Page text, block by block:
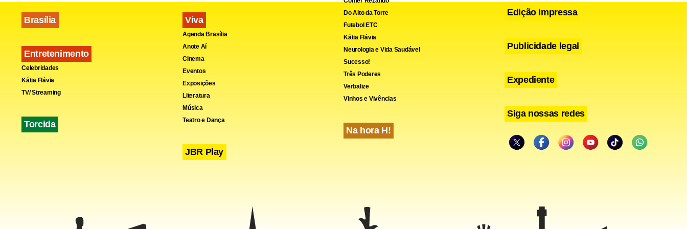
automobilismo. Interlagos, por exemplo, não é aprovada na MotoGP”, completa,
Brasília
Entretenimento
Celebridades
Kátia Flávia
TV/ Streaming
Torcida
Viva
Agenda Brasília
Anote Aí
Cinema
Eventos
Exposições
Literatura
Música
Teatro e Dança
JBR Play
Do Alto da Torre
Futebol ETC
Kátia Flávia
Neurologia e Vida Saudável
Sucesso!
Três Poderes
Verbalize
Vinhos e Vivências
Na hora H!
Edição impressa
Publicidade legal
Expediente
Siga nossas redes